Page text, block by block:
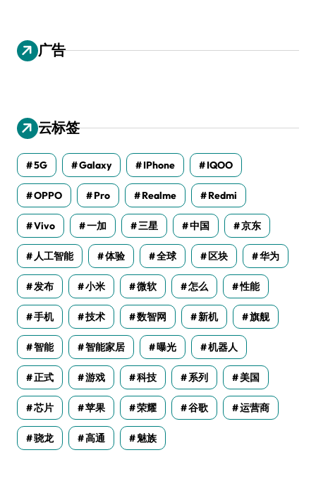
广告
云标签
5G Galaxy IPhone IQOO
OPPO Pro Realme Redmi
Vivo 一加 三星 中国 京东
人工智能 体验 全球 区块 华为
发布 小米 微软 怎么 性能
手机 技术 数智网 新机 旗舰
智能 智能家居 曝光 机器人
正式 游戏 科技 系列 美国
芯片 苹果 荣耀 谷歌 运营商
骁龙 高通 魅族